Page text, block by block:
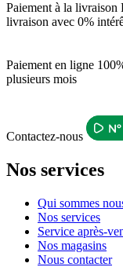
Paiement à la livraison
livraison avec 0%
Paiement en ligne
plusieurs mois
Contactez-nous
Nos services
Qui sommes
Nos services
Service après-
Nos magasins
Nous contacter